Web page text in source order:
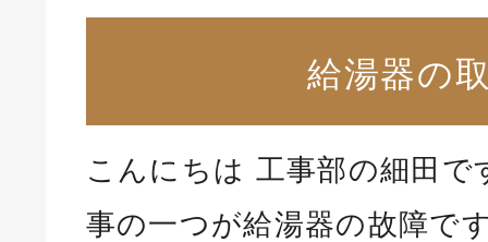
給湯器の
こんにちは 工事部の細田
事の一つが給湯器の故障で